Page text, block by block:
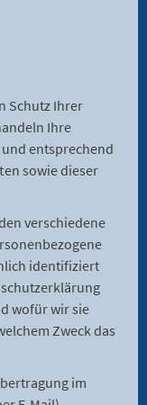
Schutz Ihrer
Ihre
entsprechend
sowie dieser
verschiedene
identifiziert
wofür wir sie
Zweck das
im